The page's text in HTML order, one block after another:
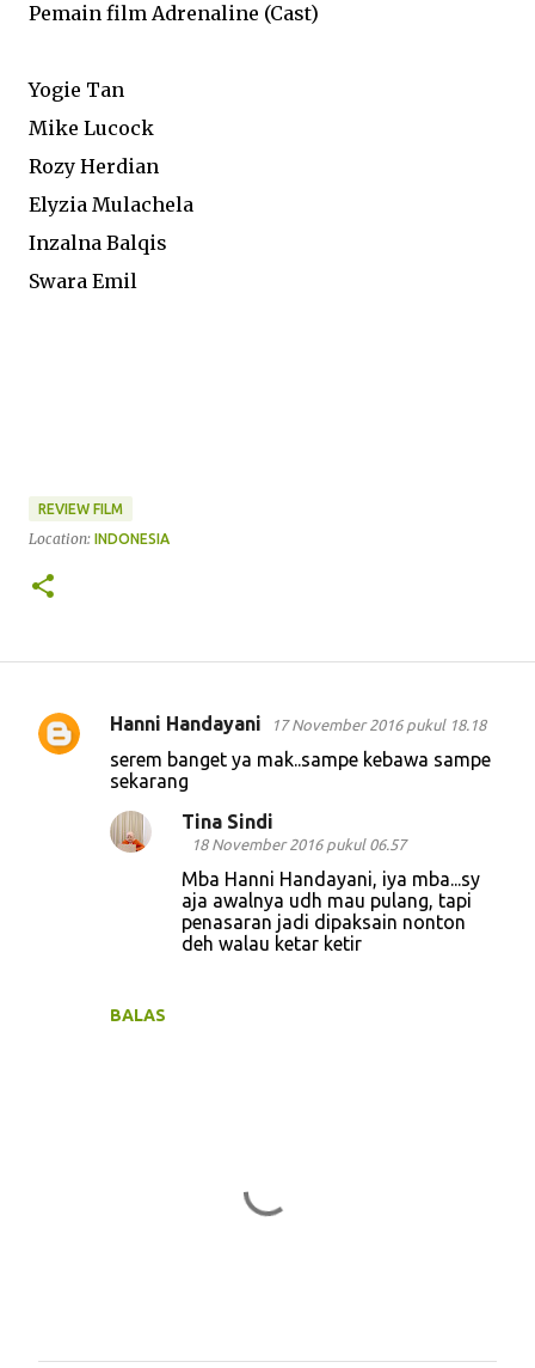
Pemain film Adrenaline (Cast)
Yogie Tan
Mike Lucock
Rozy Herdian
Elyzia Mulachela
Inzalna Balqis
Swara Emil
REVIEW FILM
Location: INDONESIA
K
Hanni Handayani 17 November 2016 pukul 18.18
serem banget ya mak..sampe kebawa sampe
sekarang
BALAS
Tina Sindi
18 November 2016 pukul 06.57
Mba Hanni Handayani, iya mba...sy
aja awalnya udh mau pulang, tapi
penasaran jadi dipaksain nonton
deh walau ketar ketir